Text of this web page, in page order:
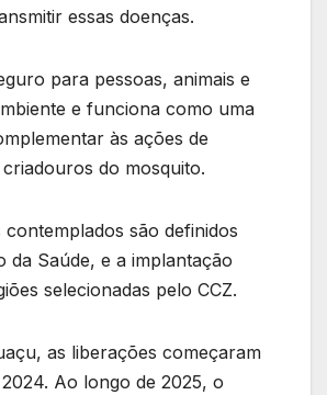
essas doenças.
para pessoas, animais e
e funciona como uma
às ações de
do mosquito.
contemplados são definidos
da Saúde, e a implantação
selecionadas pelo CCZ.
as liberações começaram
Ao longo de 2025, o